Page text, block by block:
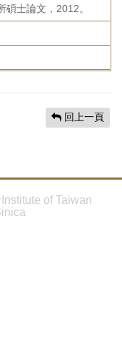
碩士論文，2012。
回上一頁
of Taiwan